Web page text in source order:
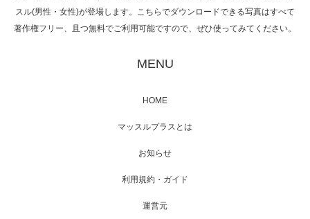
映画「メカバース」舞台挨拶へマッスルプラ
【TV】NHK BS「COOL JAPAN 」にてマッス
スル(男性・女性)が登場します。こちらでダウンロードできる写真はすべて
著作権フリー、且つ無料でご利用可能ですので、ぜひ使ってみてください。
MENU
HOME
マッスルプラスとは
お知らせ
利用規約・ガイド
運営元